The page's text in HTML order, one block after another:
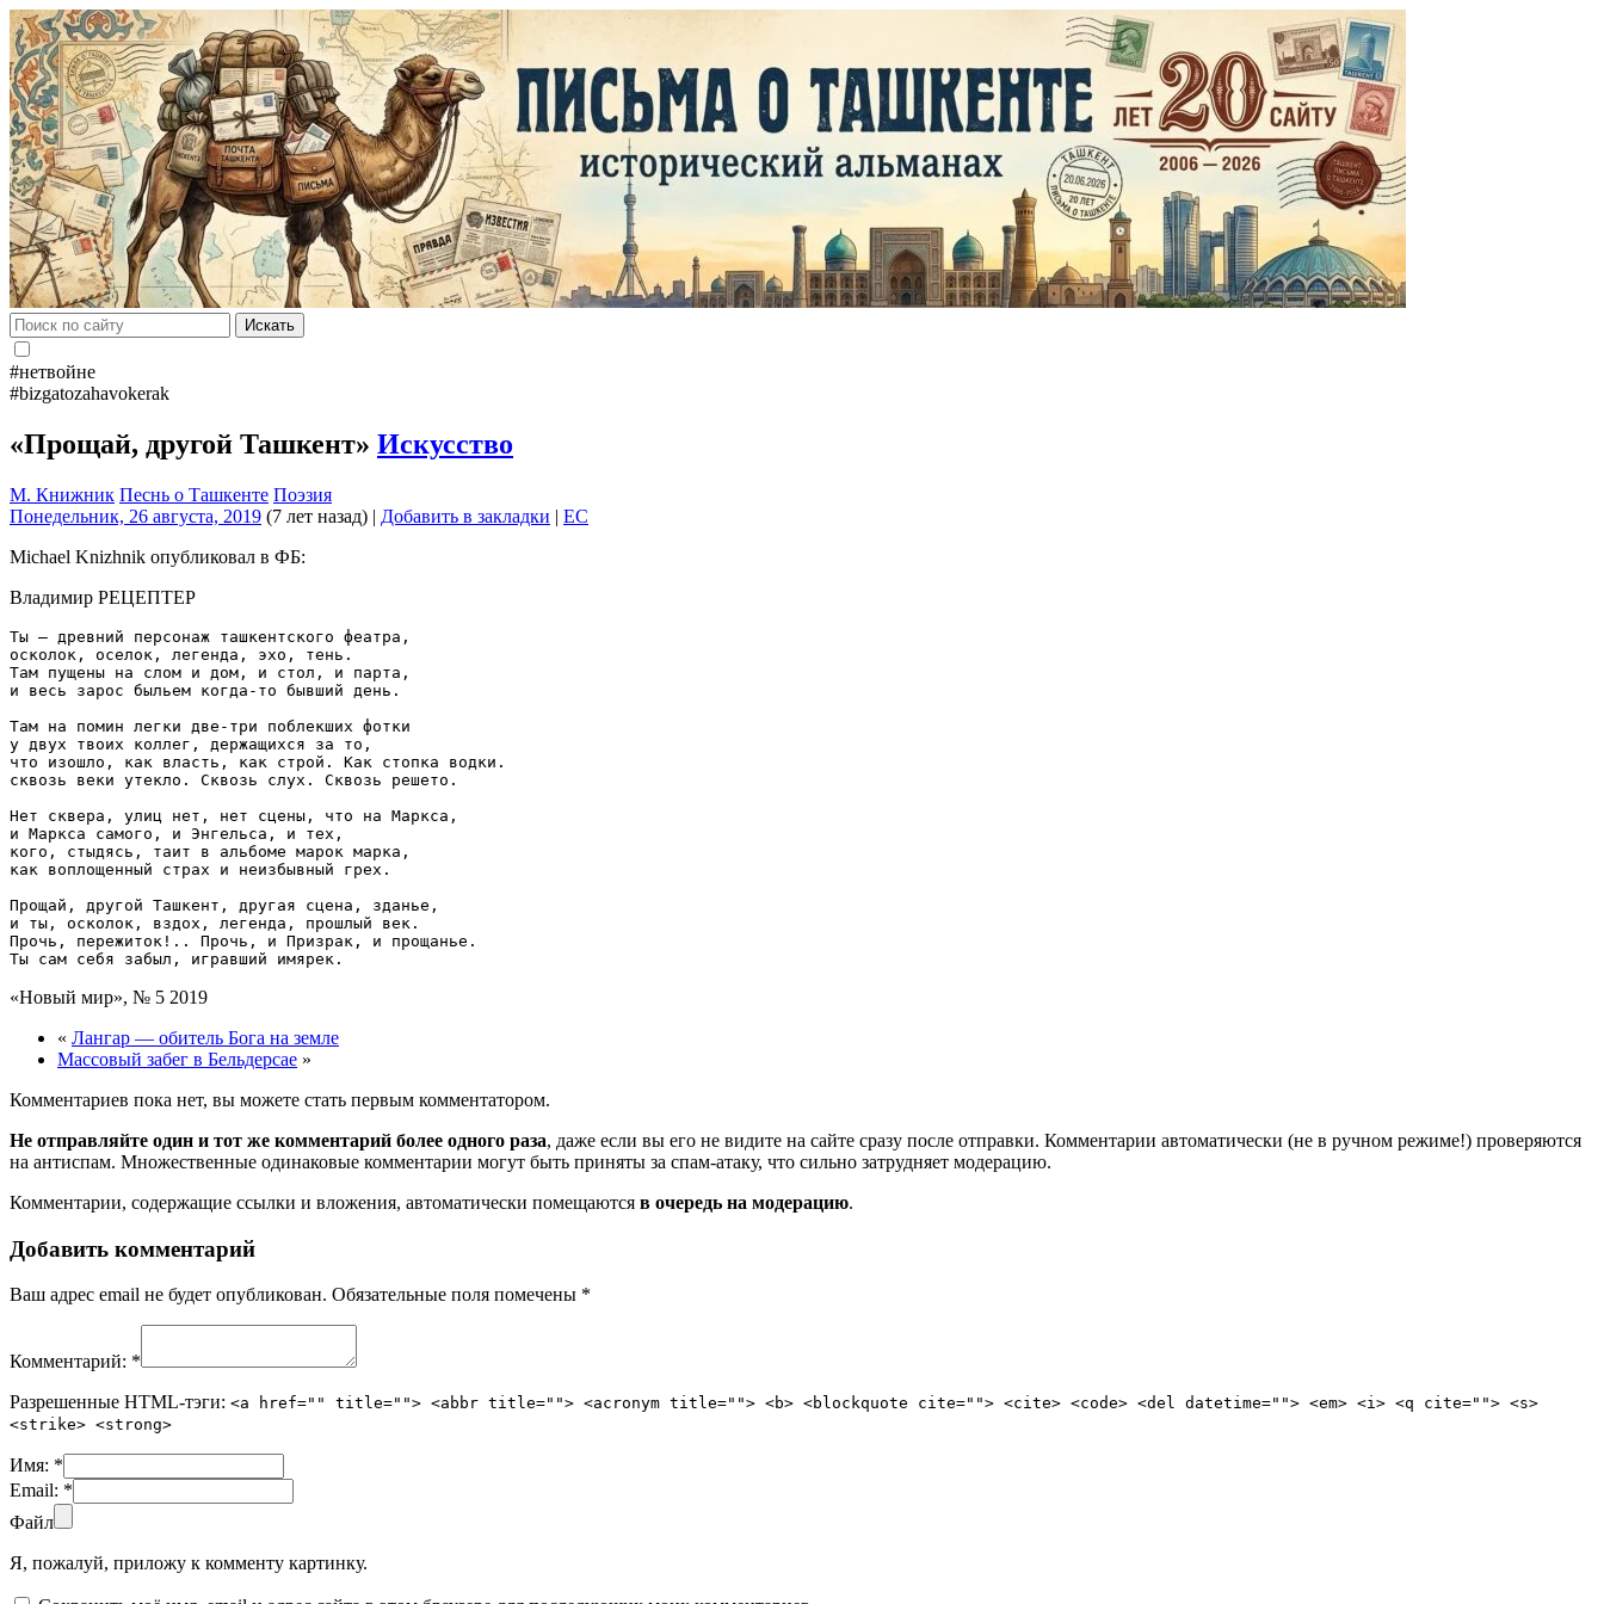
Искать
#нетвойне
#bizgatozahavokerak
«Прощай, другой Ташкент» Искусство
М. Книжник Песнь о Ташкенте Поэзия
Понедельник, 26 августа, 2019 (7 лет назад) | Добавить в закладки | EC
Michael Knizhnik опубликовал в ФБ:
Владимир РЕЦЕПТЕР
Ты — древний персонаж ташкентского феатра,
осколок, оселок, легенда, эхо, тень.
Там пущены на слом и дом, и стол, и парта,
и весь зарос быльем когда-то бывший день.
Там на помин легки две-три поблекших фотки
у двух твоих коллег, держащихся за то,
что изошло, как власть, как строй. Как стопка водки.
сквозь веки утекло. Сквозь слух. Сквозь решето.
Нет сквера, улиц нет, нет сцены, что на Маркса,
и Маркса самого, и Энгельса, и тех,
кого, стыдясь, таит в альбоме марок марка,
как воплощенный страх и неизбывный грех.
Прощай, другой Ташкент, другая сцена, зданье,
и ты, осколок, вздох, легенда, прошлый век.
Прочь, пережиток!.. Прочь, и Призрак, и прощанье.
«Новый мир», № 5 2019
« Лангар — обитель Бога на земле
Массовый забег в Бельдерсае »
Комментариев пока нет, вы можете стать первым комментатором.
Не отправляйте один и тот же комментарий более одного раза, даже если вы его не видите на сайте сразу после отправки. Комментарии автоматически (не в ручном режиме!) проверяются
на антиспам. Множественные одинаковые комментарии могут быть приняты за спам-атаку, что сильно затрудняет модерацию.
Комментарии, содержащие ссылки и вложения, автоматически помещаются в очередь на модерацию.
Добавить комментарий
Ваш адрес email не будет опубликован. Обязательные поля помечены *
Комментарий: *
Разрешенные HTML-тэги: <a href="" title=""> <abbr title=""> <acronym title=""> <b> <blockquote cite=""> <cite> <code> <del datetime=""> <em> <i> <q cite=""> <s>
<strike> <strong>
Имя: *
Email: *
Файл
Я, пожалуй, приложу к комменту картинку.